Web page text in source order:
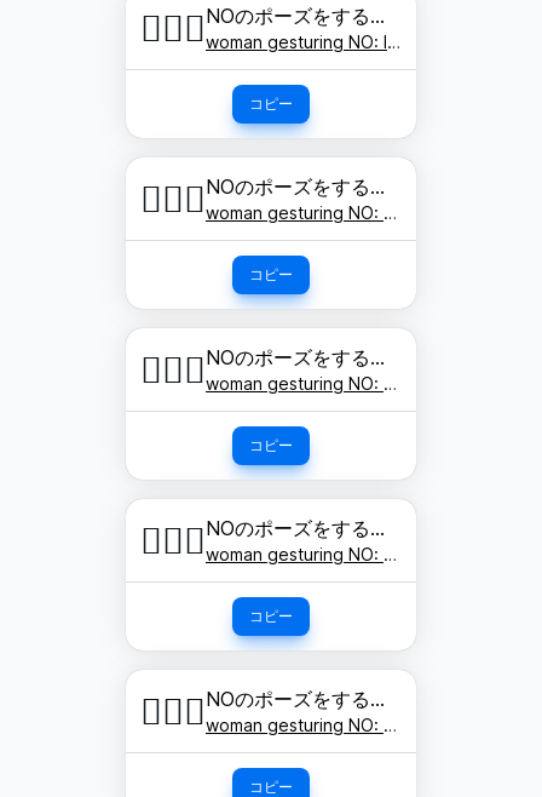
🙅🏻‍♀️ NOのポーズをする女性: 明るい肌色
woman gesturing NO: light skin tone
コピー
🙅🏼‍♀️ NOのポーズをする女性: やや明るい肌色
woman gesturing NO: medium-light skin tone
コピー
🙅🏽‍♀️ NOのポーズをする女性: 肌色
woman gesturing NO: medium skin tone
コピー
🙅🏾‍♀️ NOのポーズをする女性: やや濃い肌色
woman gesturing NO: medium-dark skin tone
コピー
🙅🏿‍♀️ NOのポーズをする女性: 濃い肌色
woman gesturing NO: dark skin tone
コピー